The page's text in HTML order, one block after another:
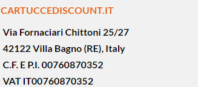
CARTUCCEDISCOUNT.IT